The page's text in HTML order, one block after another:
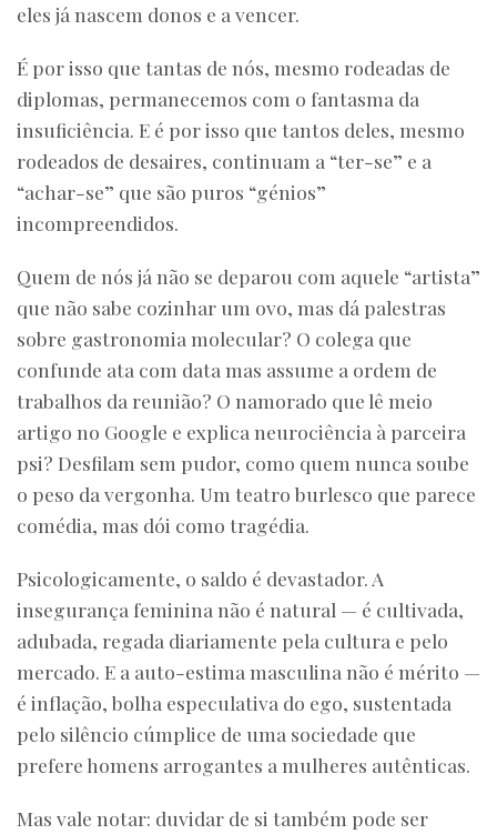
eles já nascem donos e a vencer.
É por isso que tantas de nós, mesmo rodeadas de
diplomas, permanecemos com o fantasma da
insuficiência. E é por isso que tantos deles, mesmo
rodeados de desaires, continuam a “ter-se” e a
“achar-se” que são puros “génios”
incompreendidos.
Quem de nós já não se deparou com aquele “artista”
que não sabe cozinhar um ovo, mas dá palestras
sobre gastronomia molecular? O colega que
confunde ata com data mas assume a ordem de
trabalhos da reunião? O namorado que lê meio
artigo no Google e explica neurociência à parceira
psi? Desfilam sem pudor, como quem nunca soube
o peso da vergonha. Um teatro burlesco que parece
comédia, mas dói como tragédia.
Psicologicamente, o saldo é devastador. A
insegurança feminina não é natural — é cultivada,
adubada, regada diariamente pela cultura e pelo
mercado. E a auto-estima masculina não é mérito —
é inflação, bolha especulativa do ego, sustentada
pelo silêncio cúmplice de uma sociedade que
prefere homens arrogantes a mulheres autênticas.
Mas vale notar: duvidar de si também pode ser